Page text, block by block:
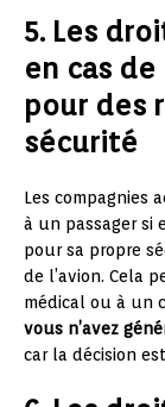
5. Les
en cas
pour des
sécurité
Les compagnies
à un passager si
pour sa propre
de l’avion. Cela
médical ou à un
vous n’avez
car la décision